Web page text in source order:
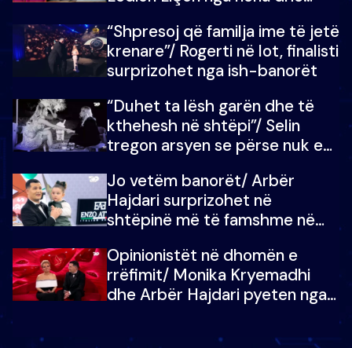
mban dot lotët: Nuk meritoj…
“Shpresoj që familja ime të jetë
krenare”/ Rogerti në lot, finalisti
surprizohet nga ish-banorët
“Duhet ta lësh garën dhe të
kthehesh në shtëpi”/ Selin
tregon arsyen se përse nuk e
çoja luftën time deri në fund
Jo vetëm banorët/ Arbër
Hajdari surprizohet në
shtëpinë më të famshme në
vajzën e tij
Opinionistët në dhomën e
rrëfimit/ Monika Kryemadhi
dhe Arbër Hajdari pyeten nga
zëvendësonit njëri-tjetrin?